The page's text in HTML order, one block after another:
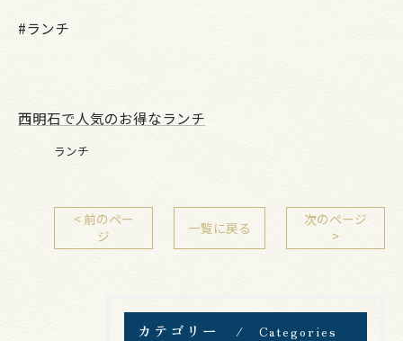
#ランチ
西明石で人気のお得なランチ
ランチ
< 前のペー
ジ
一覧に戻る
次のページ
>
カテゴリー Categories